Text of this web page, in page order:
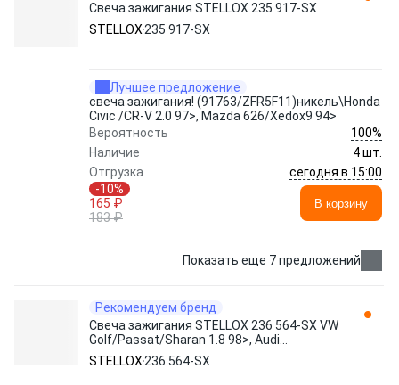
Свеча зажигания STELLOX 235 917-SX
STELLOX 235 917-SX
Лучшее предложение
свеча зажигания! (91763/ZFR5F11)никель\Honda
Civic /CR-V 2.0 97>, Mazda 626/Xedox9 94>
Вероятность
100%
Наличие
4 шт.
Отгрузка
сегодня в 15:00
-10%
165 ₽
183 ₽
В корзину
Показать еще 7 предложений
Рекомендуем бренд
Свеча зажигания STELLOX 236 564-SX VW
Golf/Passat/Sharan 1.8 98>, Audi
A3/A4/A6/TT 1.8/2.7 98>
STELLOX 236 564-SX